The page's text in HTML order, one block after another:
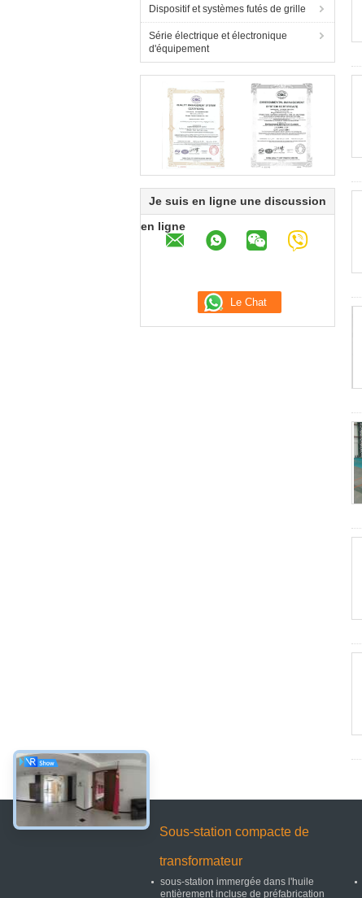
Dispositif et systèmes futés de grille
Série électrique et électronique
d'équipement
Je suis en ligne une discussion
en ligne
Sous-station compacte de
transformateur
sous-station immergée dans l'huile
entièrement incluse de préfabrication